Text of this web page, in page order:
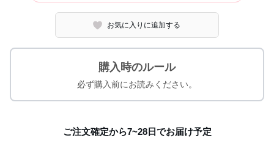
お気に入りに追加する
購入時のルール
必ず購入前にお読みください。
ご注文確定から7~28日でお届け予定